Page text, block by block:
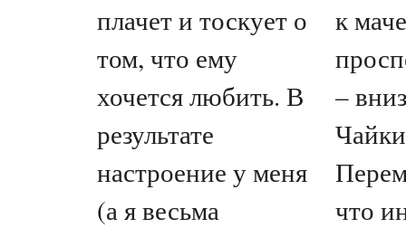
плачет и тоскует о
том, что ему
хочется любить. В
результате
настроение у меня
(а я весьма
к
–
что